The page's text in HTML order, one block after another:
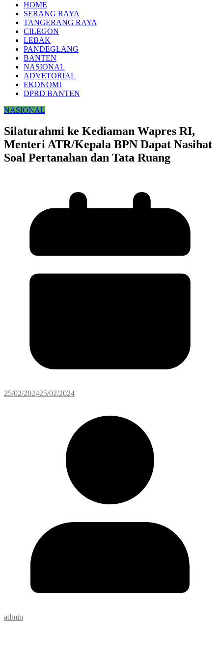
HOME
SERANG RAYA
TANGERANG RAYA
CILEGON
LEBAK
PANDEGLANG
BANTEN
NASIONAL
ADVETORIAL
EKONOMI
DPRD BANTEN
NASIONAL
Silaturahmi ke Kediaman Wapres RI,
Menteri ATR/Kepala BPN Dapat Nasihat
Soal Pertanahan dan Tata Ruang
25/02/202425/02/2024
admin